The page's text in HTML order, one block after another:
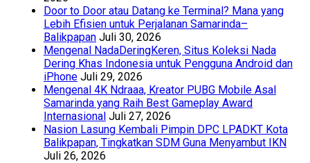
Door to Door atau Datang ke Terminal? Mana yang
Lebih Efisien untuk Perjalanan Samarinda–
Balikpapan Juli 30, 2026
Mengenal NadaDeringKeren, Situs Koleksi Nada
Dering Khas Indonesia untuk Pengguna Android dan
iPhone Juli 29, 2026
Mengenal 4K Ndraaa, Kreator PUBG Mobile Asal
Samarinda yang Raih Best Gameplay Award
Internasional Juli 27, 2026
Nasion Lasung Kembali Pimpin DPC LPADKT Kota
Balikpapan, Tingkatkan SDM Guna Menyambut IKN
Juli 26, 2026